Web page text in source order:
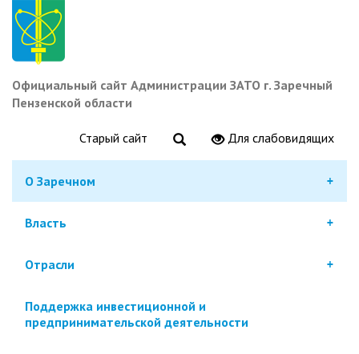
Перейти
основному
содержанию
Официальный сайт Администрации ЗАТО г. Заречный
Пензенской области
Старый сайт Для слабовидящих
О Заречном
Власть
Отрасли
Поддержка инвестиционной и
предпринимательской деятельности